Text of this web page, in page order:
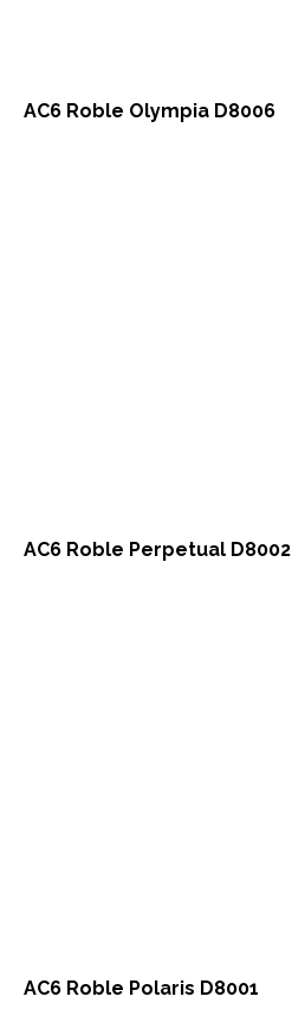
AC6 Roble Olympia D8006
AC6 Roble Perpetual D8002
AC6 Roble Polaris D8001